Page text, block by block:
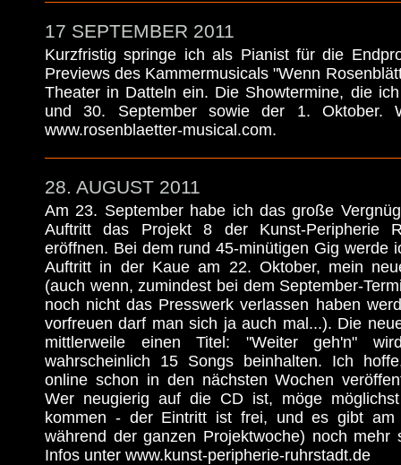
17 SEPTEMBER 2011
Kurzfristig springe ich als Pianist für die
Previews des Kammermusicals "Wenn
Theater in Datteln ein. Die Showtermine, die
und 30. September sowie der 1. Oktober.
www.rosenblaetter-musical.com.
28. AUGUST 2011
Am 23. September habe ich das große
Auftritt das Projekt 8 der Kunst-Peripherie
eröffnen. Bei dem rund 45-minütigen Gig werde
Auftritt in der Kaue am 22. Oktober, mein
(auch wenn, zumindest bei dem September-
noch nicht das Presswerk verlassen haben
vorfreuen darf man sich ja auch mal...). Die
mittlerweile einen Titel: "Weiter geh'n"
wahrscheinlich 15 Songs beinhalten. Ich
online schon in den nächsten Wochen
Wer neugierig auf die CD ist, möge
kommen - der Eintritt ist frei, und es gibt am
während der ganzen Projektwoche) noch mehr
Infos unter www.kunst-peripherie-ruhrstadt.de